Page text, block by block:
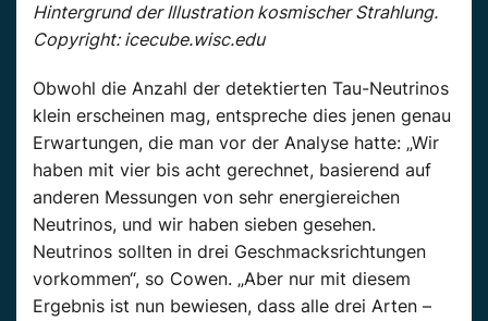
Hintergrund der Illustration kosmischer Strahlung.
Copyright: icecube.wisc.edu
Obwohl die Anzahl der detektierten Tau-Neutrinos
klein erscheinen mag, entspreche dies jenen genau
Erwartungen, die man vor der Analyse hatte: „Wir
haben mit vier bis acht gerechnet, basierend auf
anderen Messungen von sehr energiereichen
Neutrinos, und wir haben sieben gesehen.
Neutrinos sollten in drei Geschmacksrichtungen
vorkommen“, so Cowen. „Aber nur mit diesem
Ergebnis ist nun bewiesen, dass alle drei Arten –